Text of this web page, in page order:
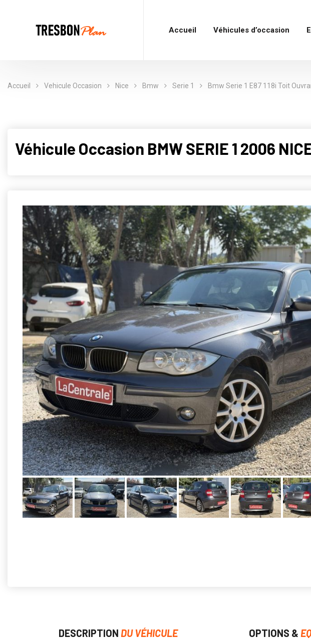
Accueil Véhicules d’occasion
Accueil Vehicule Occasion Nice Bmw Serie 1 Bmw Serie 1 E87 118i Toit
Véhicule Occasion BMW SERIE 1 2006
DESCRIPTION DU VÉHICULE OPTIONS &